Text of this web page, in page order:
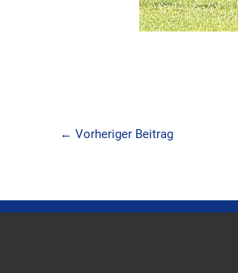
← Vorheriger Beitrag